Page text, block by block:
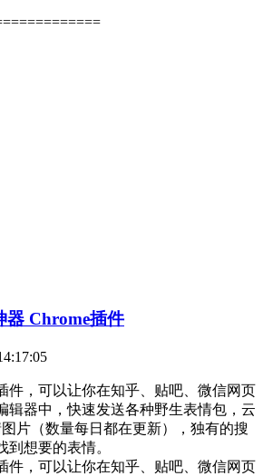
器 Chrome插件
件，可以让你在知乎、贴吧、微信网页
辑器中，快速发送各种野生表情包，云
片（数量每日都在更新），独有的搜
想要的表情。
件，可以让你在知乎、贴吧、微信网页